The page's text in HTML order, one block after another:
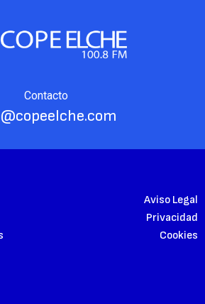
Contacto
Aviso Legal
Privacidad
Cookies